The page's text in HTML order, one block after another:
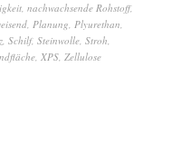
, nachwachsende Rohstoff,
, Planung, Plyurethan,
, Schilf, Steinwolle, Stroh,
, XPS, Zellulose